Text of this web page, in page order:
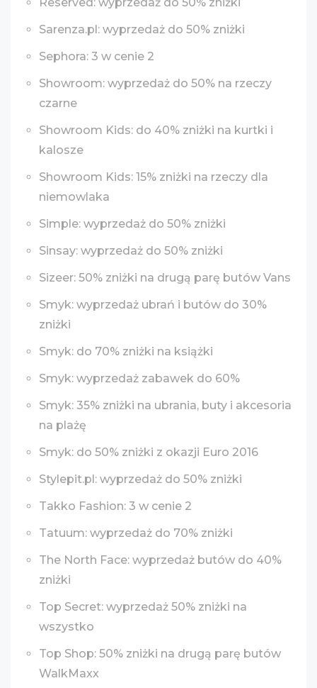
Sarenza.pl: wyprzedaż do 50% zniżki
Sephora: 3 w cenie 2
Showroom: wyprzedaż do 50% na rzeczy
czarne
Showroom Kids: do 40% zniżki na kurtki i
kalosze
Showroom Kids: 15% zniżki na rzeczy dla
niemowlaka
Simple: wyprzedaż do 50% zniżki
Sinsay: wyprzedaż do 50% zniżki
Sizeer: 50% zniżki na drugą parę butów Vans
Smyk: wyprzedaż ubrań i butów do 30%
zniżki
Smyk: do 70% zniżki na książki
Smyk: wyprzedaż zabawek do 60%
Smyk: 35% zniżki na ubrania, buty i akcesoria
na plażę
Smyk: do 50% zniżki z okazji Euro 2016
Stylepit.pl: wyprzedaż do 50% zniżki
Takko Fashion: 3 w cenie 2
Tatuum: wyprzedaż do 70% zniżki
The North Face: wyprzedaż butów do 40%
zniżki
Top Secret: wyprzedaż 50% zniżki na
wszystko
Top Shop: 50% zniżki na drugą parę butów
WalkMaxx